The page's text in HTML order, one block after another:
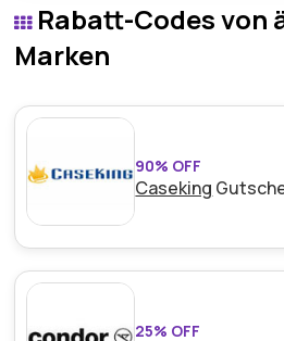
Spaß und Kreativität zu
Rabatt-Codes von
Marken
90% OFF
Caseking
25% OFF